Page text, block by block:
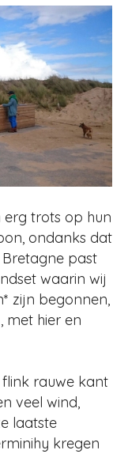
erg trots op hun
ondanks dat
past
waarin wij
zijn begonnen,
met hier en
rauwe kant
veel wind,
laatste
kregen